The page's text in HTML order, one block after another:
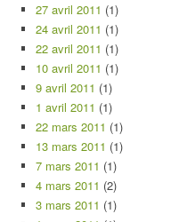
27 avril 2011 (1)
24 avril 2011 (1)
22 avril 2011 (1)
10 avril 2011 (1)
9 avril 2011 (1)
1 avril 2011 (1)
22 mars 2011 (1)
13 mars 2011 (1)
7 mars 2011 (1)
4 mars 2011 (2)
3 mars 2011 (1)